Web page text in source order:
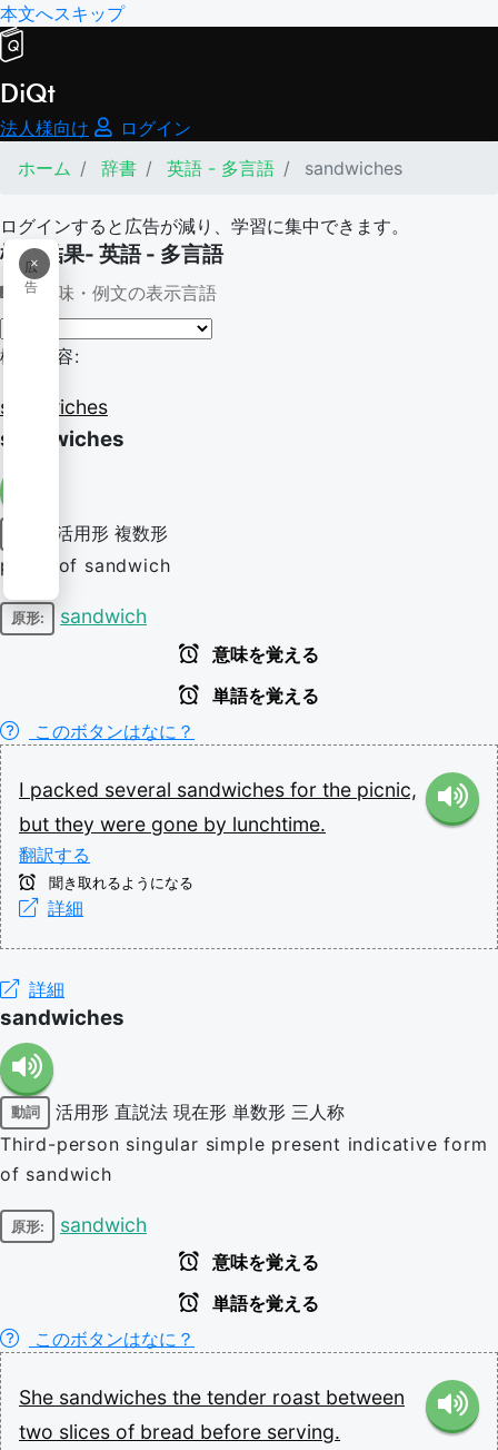
本文へスキップ
DiQt
法人様向け
ログイン
ホーム
辞書 英語 - 多言語 sandwiches
ログインすると広告が減り、学習に集中できます。
×
広
告
検索結果- 英語 - 多言語
意味・例文の表示言語
検索内容:
sandwiches
sandwiches
活用形 複数形
plural of sandwich
原形: sandwich
意味を覚える
単語を覚える
このボタンはなに？
I packed several sandwiches for the picnic,
but they were gone by lunchtime.
翻訳する
聞き取れるようになる
詳細
詳細
sandwiches
動詞 活用形 直説法 現在形 単数形 三人称
Third-person singular simple present indicative form
of sandwich
原形: sandwich
意味を覚える
単語を覚える
このボタンはなに？
She sandwiches the tender roast between
two slices of bread before serving.